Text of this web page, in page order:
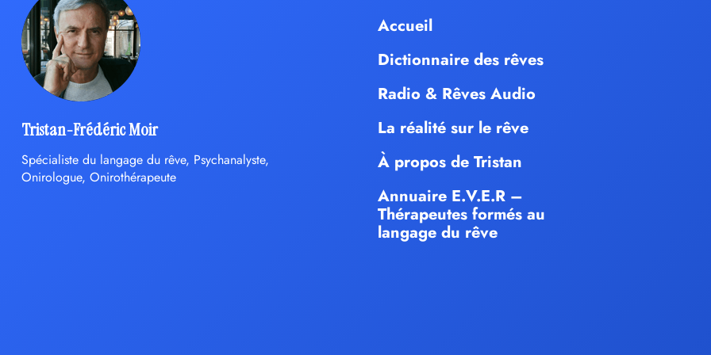
Tristan-Frédéric Moir
Spécialiste du langage du rêve, Psychanalyste,
Onirologue, Onirothérapeute
Accueil
Dictionnaire des rêves
Radio & Rêves Audio
La réalité sur le rêve
À propos de Tristan
Annuaire E.V.E.R –
Thérapeutes formés au
langage du rêve